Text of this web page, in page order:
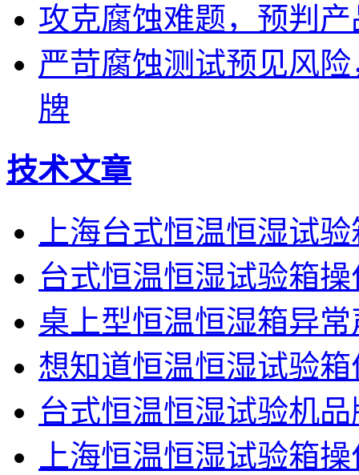
攻克腐蚀难题，预判
严苛腐蚀测试预见风
牌
技术文章
上海台式恒温恒湿试
台式恒温恒湿试验箱
桌上型恒温恒湿箱异
想知道恒温恒湿试验
台式恒温恒湿试验机
上海恒温恒湿试验箱